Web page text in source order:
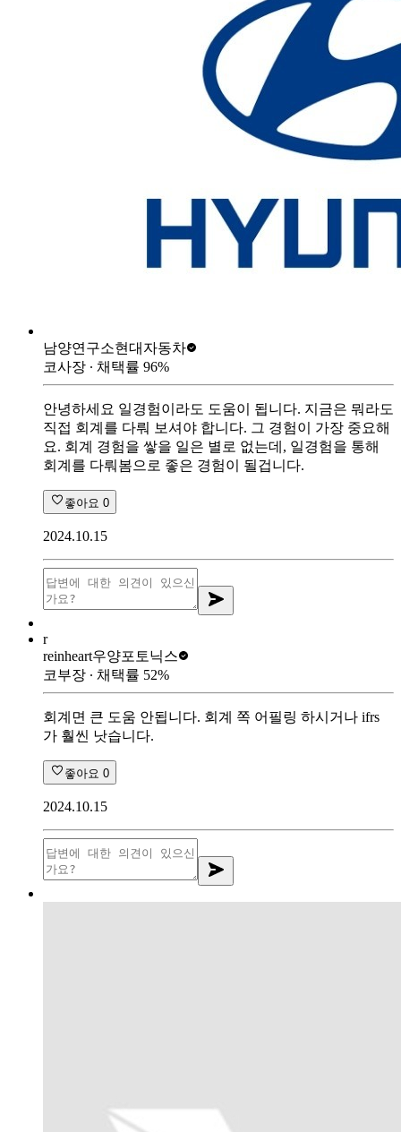
남양연구소현대자동차
코사장 ∙ 채택률 96%
안녕하세요 일경험이라도 도움이 됩니다. 지금은 뭐라도
직접 회계를 다뤄 보셔야 합니다. 그 경험이 가장 중요해
요. 회계 경험을 쌓을 일은 별로 없는데, 일경험을 통해
회계를 다뤄봄으로 좋은 경험이 될겁니다.
좋아요 0
2024.10.15
r
reinheart우양포토닉스
코부장 ∙ 채택률 52%
회계면 큰 도움 안됩니다. 회계 쪽 어필링 하시거나 ifrs
가 훨씬 낫습니다.
좋아요 0
2024.10.15